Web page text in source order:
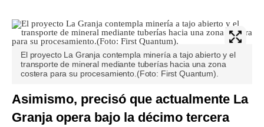
El proyecto La Granja contempla minería a tajo abierto y el
transporte de mineral mediante tuberías hacia una zona
costera para su procesamiento.(Foto: First Quantum).
Asimismo, precisó que actualmente La
Granja opera bajo la décimo tercera